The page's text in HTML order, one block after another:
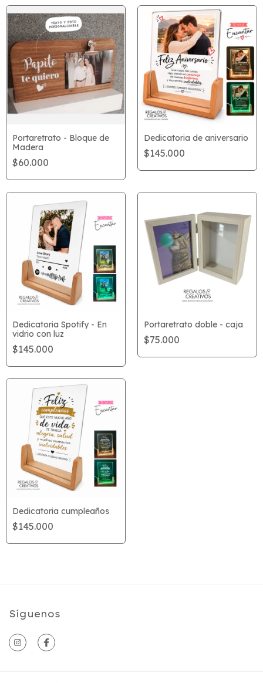
Portaretrato - Bloque de
Madera
$60.000
Dedicatoria de aniversario
$145.000
Dedicatoria Spotify - En
vidrio con luz
$145.000
Portaretrato doble - caja
$75.000
Dedicatoria cumpleaños
$145.000
Síguenos